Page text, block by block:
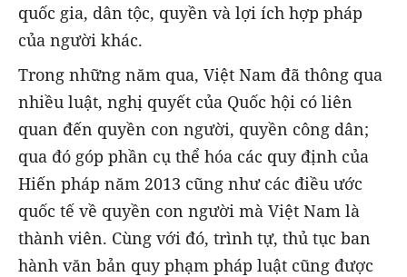
quốc gia, dân tộc, quyền và lợi ích hợp pháp
của người khác.
Trong những năm qua, Việt Nam đã thông qua
nhiều luật, nghị quyết của Quốc hội có liên
quan đến quyền con người, quyền công dân;
qua đó góp phần cụ thể hóa các quy định của
Hiến pháp năm 2013 cũng như các điều ước
quốc tế về quyền con người mà Việt Nam là
thành viên. Cùng với đó, trình tự, thủ tục ban
hành văn bản quy phạm pháp luật cũng được